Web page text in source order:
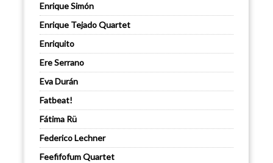
Enrique Simón
Enrique Tejado Quartet
Enriquito
Ere Serrano
Eva Durán
Fatbeat!
Fátima Rü
Federico Lechner
Feefifofum Quartet